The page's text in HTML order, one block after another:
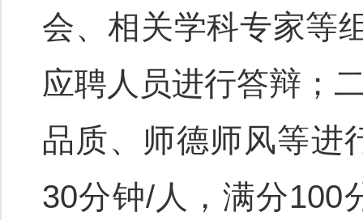
会、相关学科专家等
应聘人员进行答辩；
品质、师德师风等进
30分钟/人，满分100